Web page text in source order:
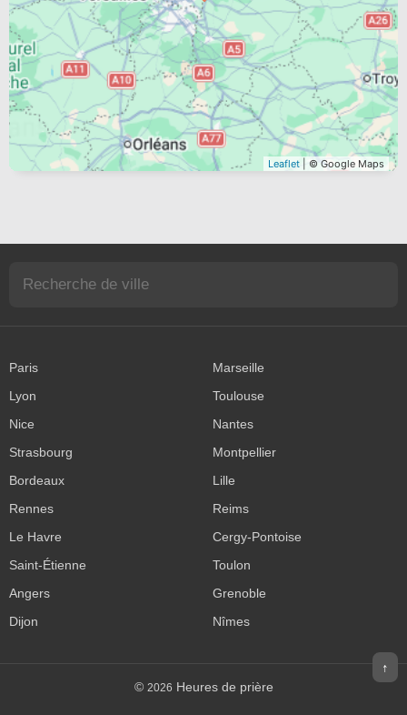
Leaflet | © Google Maps
Paris
Marseille
Lyon
Toulouse
Nice
Nantes
Strasbourg
Montpellier
Bordeaux
Lille
Rennes
Reims
Le Havre
Cergy-Pontoise
Saint-Étienne
Toulon
Angers
Grenoble
Dijon
Nîmes
© 2026 Heures de prière
↑